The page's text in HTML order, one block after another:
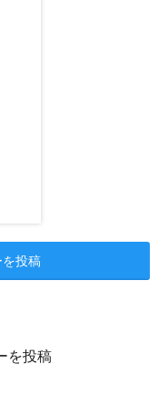
を投稿
を投稿